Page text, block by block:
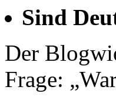
Sind
Der
Frage: